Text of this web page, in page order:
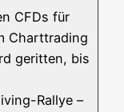
CFDs für
Charttrading
gerit­ten, bis
Ral­­lye –